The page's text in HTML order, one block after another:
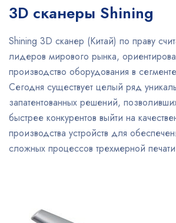
3D сканеры Shining
Shining 3D сканер (Китай) по праву
лидеров мирового рынка,
производство оборудования в
Сегодня существует целый ряд
запатентованных решений,
быстрее конкурентов выйти на
производства устройств для
сложных процессов трехмерной